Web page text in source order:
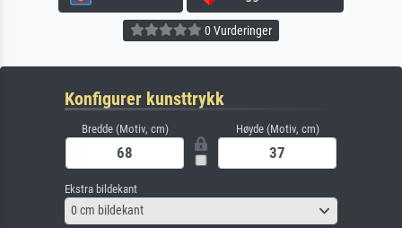
0 Vurderinger
Konfigurer kunsttrykk
Bredde (Motiv, cm) Høyde (Motiv, cm)
Ekstra bildekant
0 cm bildekant